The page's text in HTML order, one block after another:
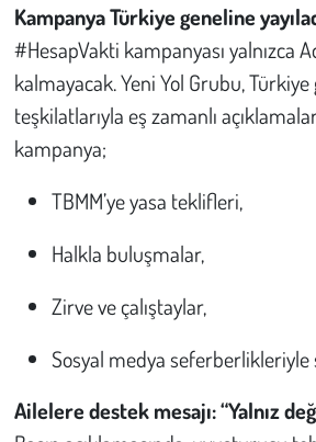
Kampanya Türkiye geneline
#HesapVakti kampanyası yalnızca
kalmayacak. Yeni Yol Grubu,
teşkilatlarıyla eş zamanlı
kampanya;
TBMM’ye yasa teklifleri,
Halkla buluşmalar,
Zirve ve çalıştaylar,
Sosyal medya
Ailelere destek mesajı: “Yalnız